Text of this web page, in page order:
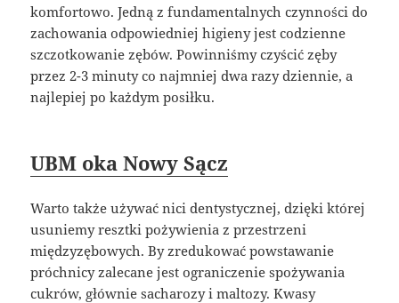
komfortowo. Jedną z fundamentalnych czynności do
zachowania odpowiedniej higieny jest codzienne
szczotkowanie zębów. Powinniśmy czyścić zęby
przez 2-3 minuty co najmniej dwa razy dziennie, a
najlepiej po każdym posiłku.
UBM oka Nowy Sącz
Warto także używać nici dentystycznej, dzięki której
usuniemy resztki pożywienia z przestrzeni
międzyzębowych. By zredukować powstawanie
próchnicy zalecane jest ograniczenie spożywania
cukrów, głównie sacharozy i maltozy. Kwasy